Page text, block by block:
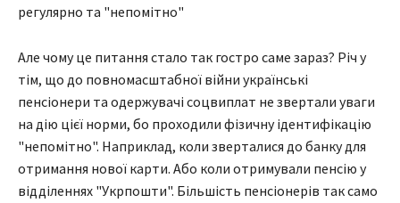
регулярно та "непомітно"
Але чому це питання стало так гостро саме зараз? Річ у
тім, що до повномасштабної війни українські
пенсіонери та одержувачі соцвиплат не звертали уваги
на дію цієї норми, бо проходили фізичну ідентифікацію
"непомітно". Наприклад, коли зверталися до банку для
отримання нової карти. Або коли отримували пенсію у
відділеннях "Укрпошти". Більшість пенсіонерів так само